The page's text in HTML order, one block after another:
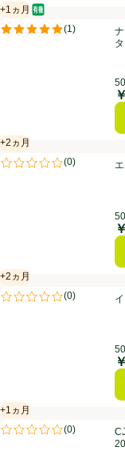
ナッシュ 自然の恵みで
+1ヵ月
賞味・消費期限保証：
オーガニック/有機
(1 )
評価は1件のレビューで
エビアン 500ml
+2ヵ月
賞味・消費期限保証：
(0)
評価は0件のレビューで
インナチュラルドリー
+2ヵ月
賞味・消費期限保証：
(0)
評価は0件のレビューで
CJ 美酢 ビューティー
+1ヵ月
賞味・消費期限保証：
(0)
評価は0件のレビューで